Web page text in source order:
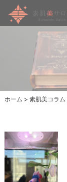
ホーム > 素肌美コラム